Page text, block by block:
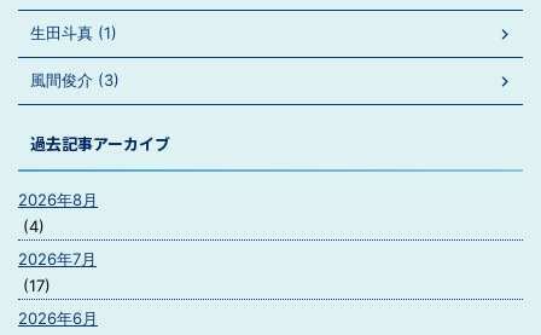
生田斗真 (1)
風間俊介 (3)
過去記事アーカイブ
2026年8月
(4)
2026年7月
(17)
2026年6月